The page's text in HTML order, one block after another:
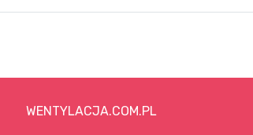
WENTYLACJA.COM.PL